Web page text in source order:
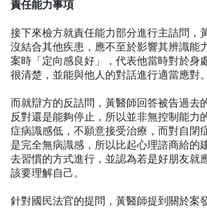
責任能力事項
接下來檢方就責任能力部分進行主詰問，
沒結合其他疾患，應不至於影響其辨識能
案時「定向感良好」，代表他當時對於身
很清楚，並能與他人的對話進行適當應對。
而就辯方的反詰問，黃醫師回答被告過去
反對還是能夠停止，所以並非無控制能力
症病識感低，不願意接受治療，而對自閉
是完全無病識感，所以比起心理諮商給的
去習慣的方式進行，並認為若是好朋友就
該要理解自己。
針對國民法官的提問，黃醫師提到關於案